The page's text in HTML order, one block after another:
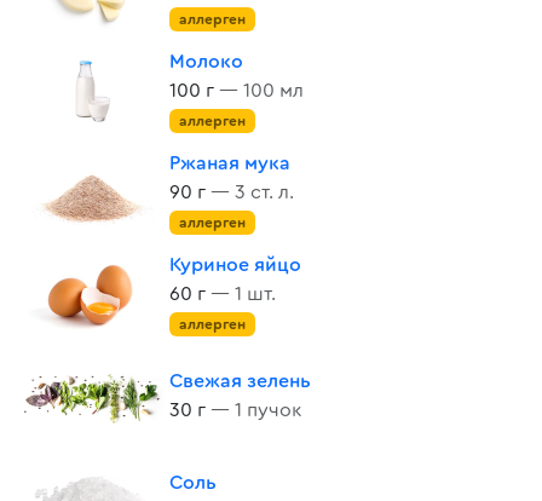
аллерген
Молоко
100 г — 100 мл
аллерген
Ржаная мука
90 г — 3 ст. л.
аллерген
Куриное яйцо
60 г — 1 шт.
аллерген
Свежая зелень
30 г — 1 пучок
Соль